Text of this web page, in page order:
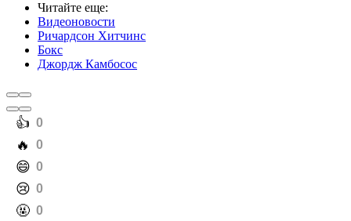
Читайте еще:
Видеоновости
Ричардсон Хитчинс
Бокс
Джордж Камбосос
️👍 0
️🔥 0
️😄 0
️😢 0
️🤬 0